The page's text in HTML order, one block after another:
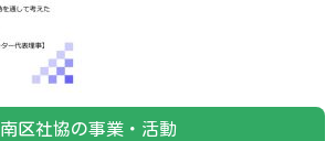
南区社協の事業・活動